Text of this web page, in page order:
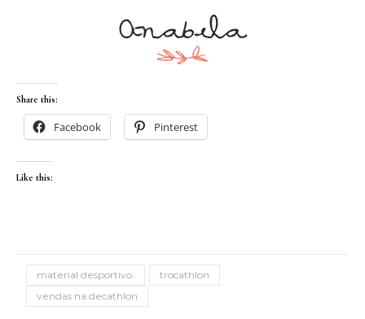
Share this:
Facebook Pinterest
Like this:
material desportivo.
trocathlon
vendas na decathlon